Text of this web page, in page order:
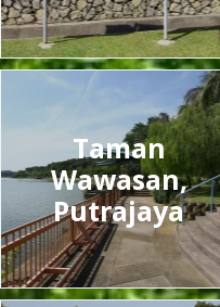
Taman
Wawasan,
Putrajaya